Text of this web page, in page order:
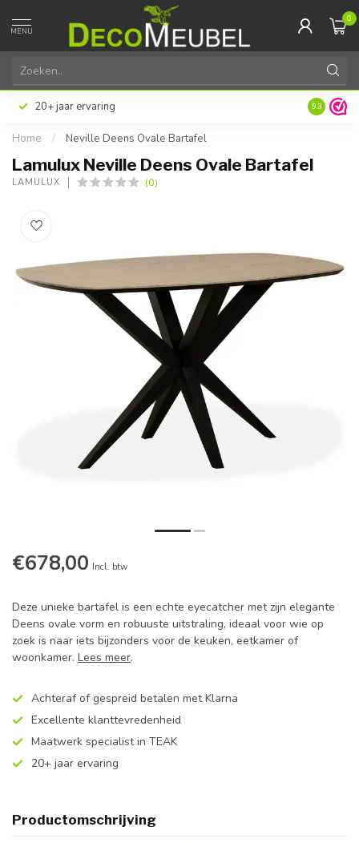
MENU
0
20+ jaar ervaring 9.3
Home / Neville Deens Ovale Bartafel
Lamulux Neville Deens Ovale Bartafel
LAMULUX (0)
€678,00 Incl. btw
Deze unieke bartafel is een echte eyecatcher met zijn elegante
Deens ovale vorm en robuuste uitstraling, ideaal voor wie op
zoek is naar iets bijzonders voor de keuken, eetkamer of
woonkamer. Lees meer.
Achteraf of gespreid betalen met Klarna
Excellente klanttevredenheid
Maatwerk specialist in TEAK
20+ jaar ervaring
Productomschrijving